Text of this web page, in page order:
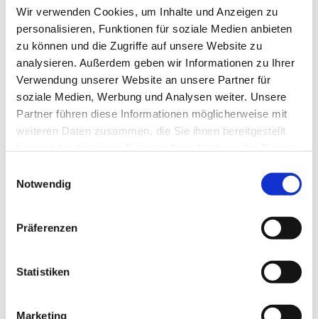
Wir verwenden Cookies, um Inhalte und Anzeigen zu
personalisieren, Funktionen für soziale Medien anbieten
zu können und die Zugriffe auf unsere Website zu
analysieren. Außerdem geben wir Informationen zu Ihrer
Verwendung unserer Website an unsere Partner für
soziale Medien, Werbung und Analysen weiter. Unsere
Partner führen diese Informationen möglicherweise mit
weiteren Daten zusammen, die Sie ihnen bereitgestellt
Notwendig
Präferenzen
Statistiken
Marketing
Bewegung & Tanz
Musikhören
Rhythmik
Grundlagen der Musiklehre
Neben musikalischem Wissen wachsen auch
Lernbereitschaft, Fantasie, Wahrnehmung und
Musik öffnet Herzen – und fördert Kinder in ihrer